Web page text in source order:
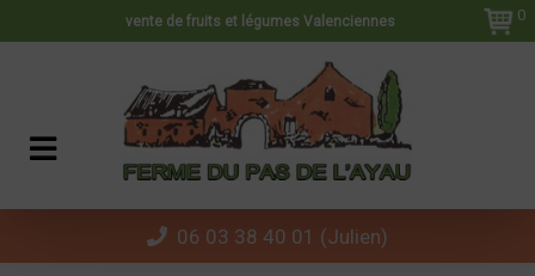
vente de fruits et légumes Valenciennes 0
06 03 38 40 01 (Julien)
Panneau de gestion des cookies